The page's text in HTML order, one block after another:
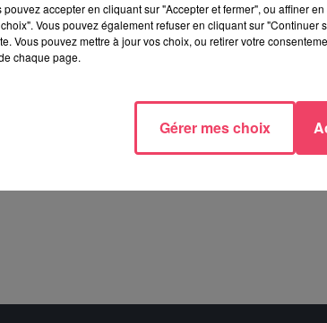
pouvez accepter en cliquant sur "Accepter et fermer", ou affiner
Vous pouvez également refuser en cliquant sur
Vous pouvez mettre à jour vos choix, ou retirer votre
chaque page.
Gérer mes choix